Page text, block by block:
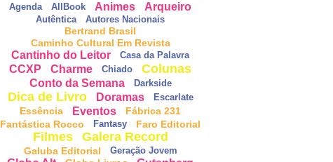
Agenda AllBook Animes Arqueiro
Autêntica Autores Nacionais
Bertrand Brasil
Caminho Cultural Em Revista
Cantinho do Leitor Casa da Palavra
CCXP Charme Chiado Colunas
Conto da Semana Darkside
Dica de Livro Doramas Escarlate
Essência Eventos
Fábrica 231
Fantástica Rocco
Fantasy Faro Editorial
Filmes Galera Record
Galuba Editorial Geração Jovem